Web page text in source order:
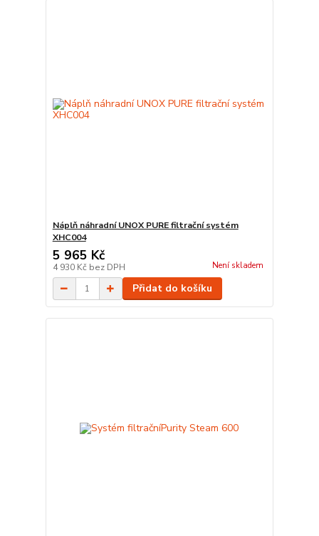
Náplň náhradní UNOX PURE filtrační systém
XHC004
5 965 Kč
4 930 Kč bez DPH Není skladem
Přidat do košíku